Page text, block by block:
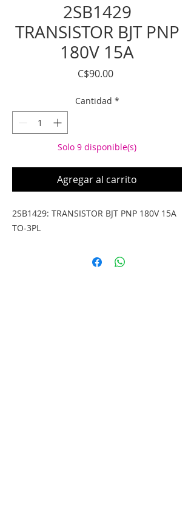
2SB1429
TRANSISTOR BJT PNP
180V 15A
C$90.00Precio
Cantidad *
Solo 9 disponible(s)
Agregar al carrito
2SB1429: TRANSISTOR BJT PNP 180V 15A
TO-3PL